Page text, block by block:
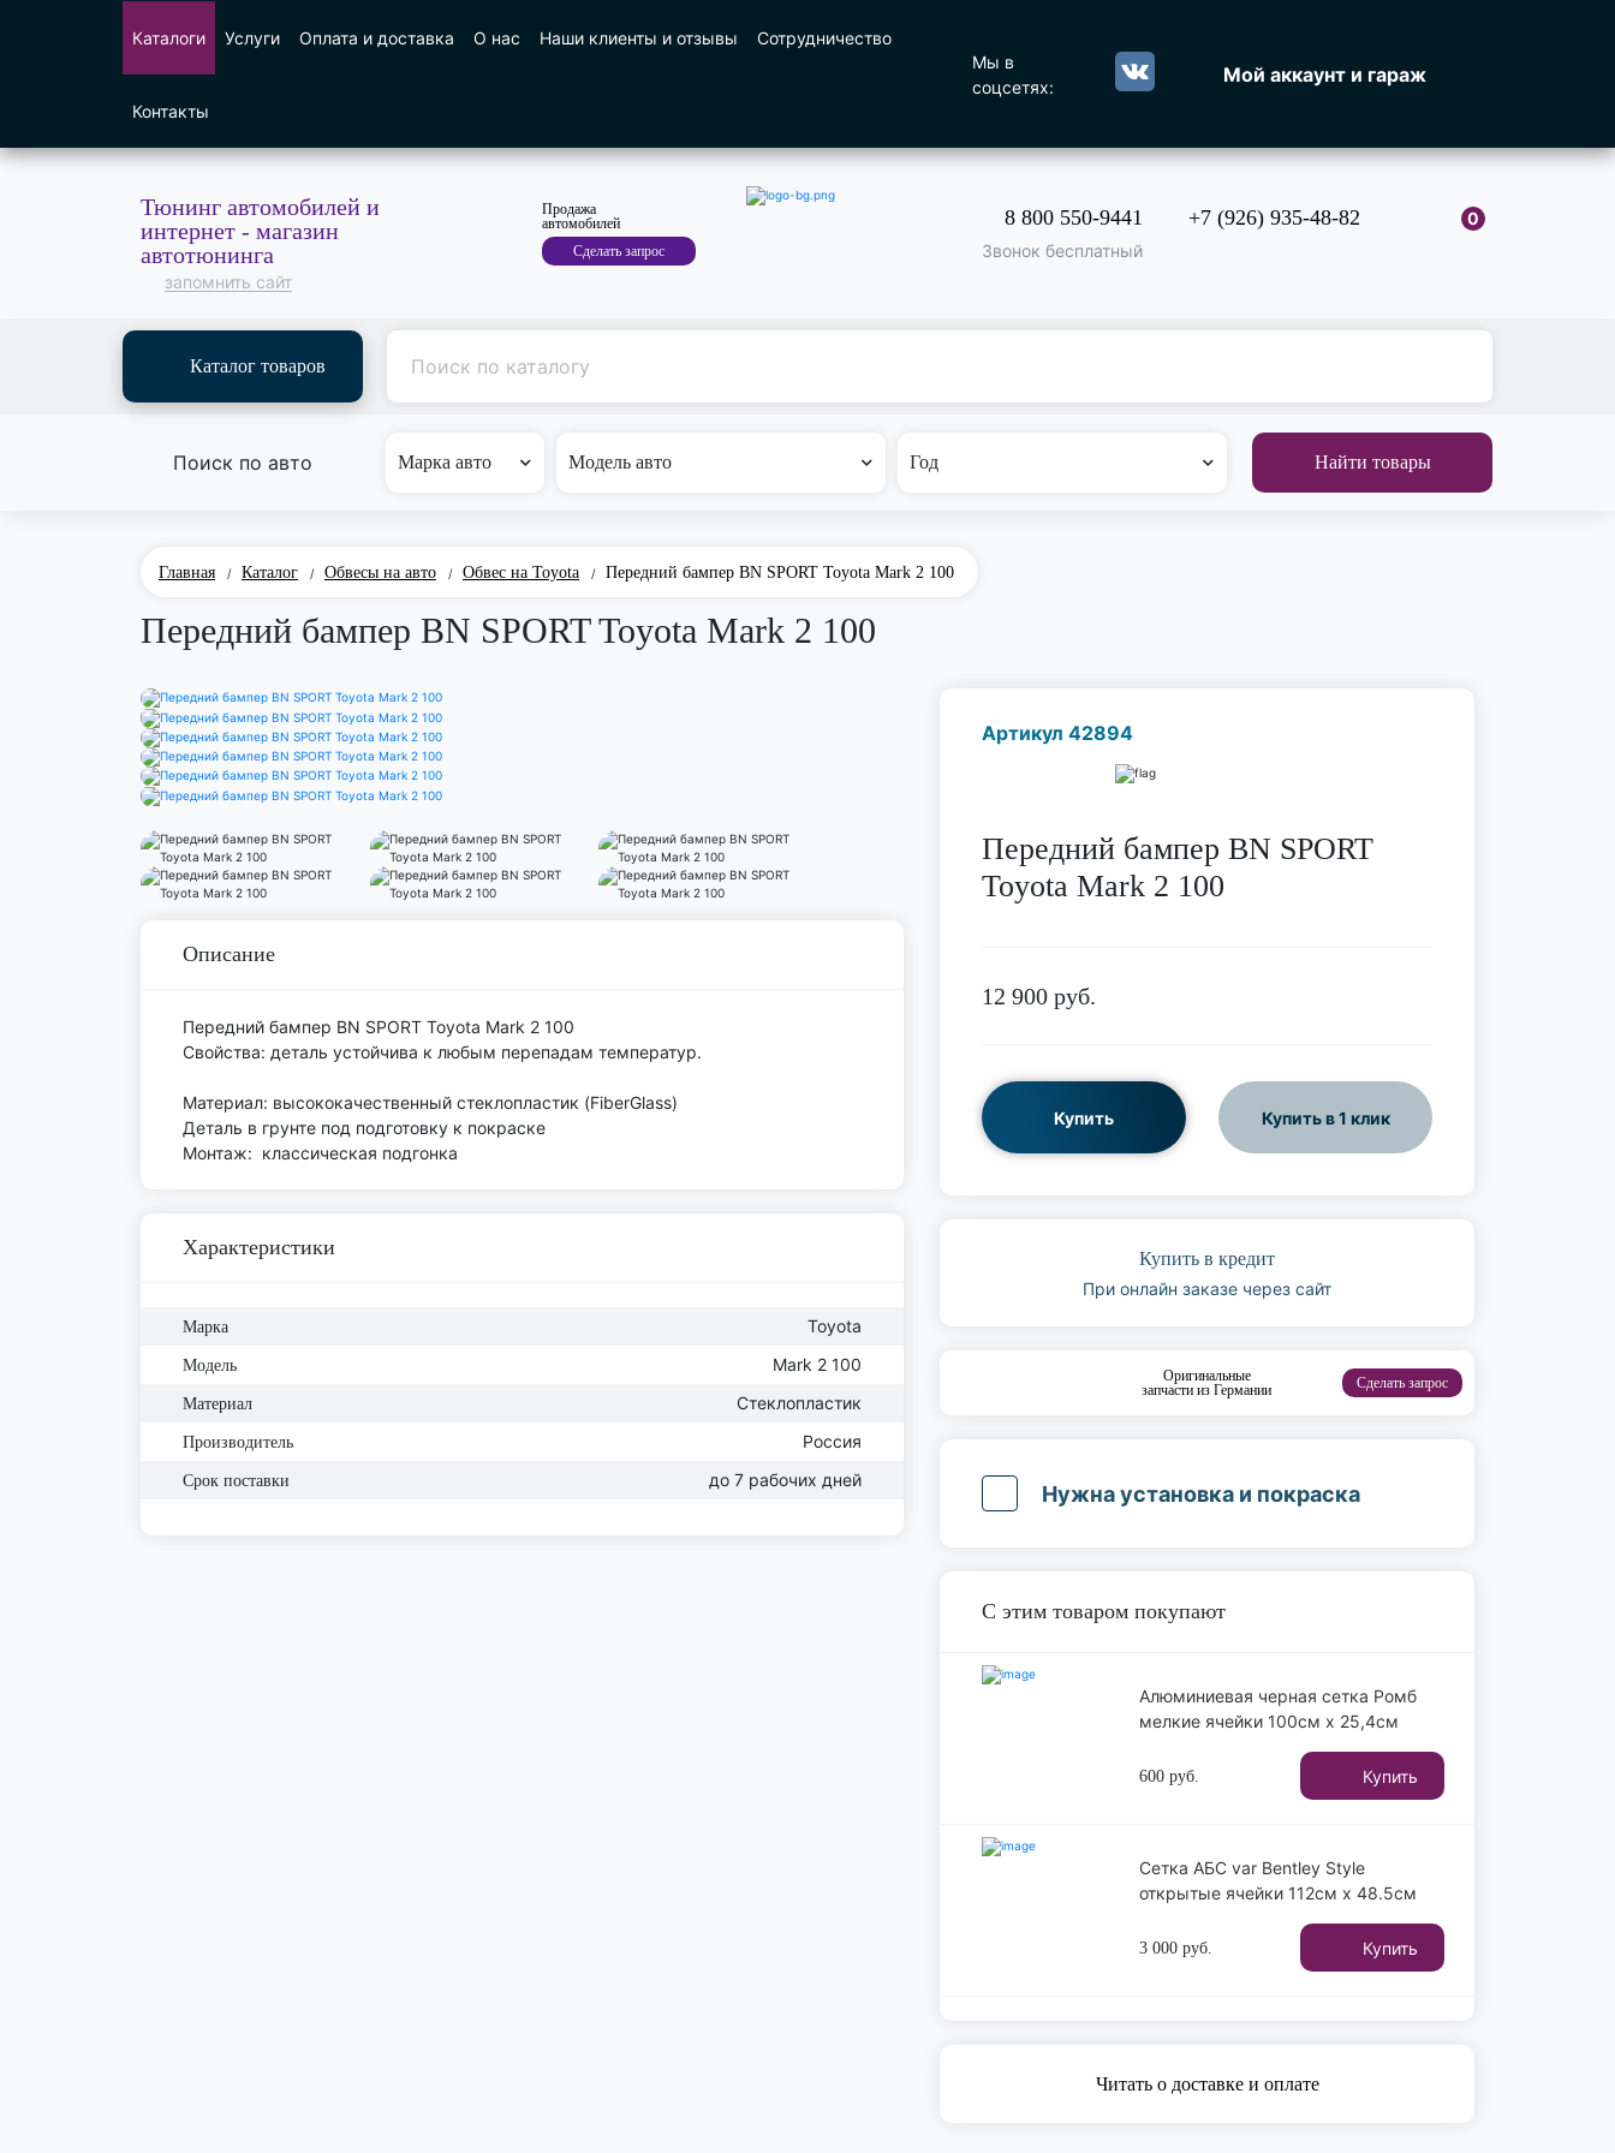
Каталоги Услуги Оплата и доставка О нас Наши клиенты и отзывы Сотрудничество
Контакты
Мы в
соцсетях:
Мой аккаунт и гараж
Тюнинг автомобилей и
интернет - магазин
автотюнинга
запомнить сайт
Продажа
автомобилей
Сделать запрос
8 800 550-9441
Звонок бесплатный
+7 (926) 935-48-82 0
Каталог товаров
Поиск по авто Марка авто Модель авто Год Найти товары
Главная / Каталог / Обвесы на авто / Обвес на Toyota / Передний бампер BN SPORT Toyota Mark 2 100
Передний бампер BN SPORT Toyota Mark 2 100
Описание
Передний бампер BN SPORT Toyota Mark 2 100
Свойства: деталь устойчива к любым перепадам температур.
Материал: высококачественный стеклопластик (FiberGlass)
Деталь в грунте под подготовку к покраске
Монтаж: классическая подгонка
Характеристики
Марка Toyota
Модель Mark 2 100
Материал Стеклопластик
Производитель Россия
Срок поставки до 7 рабочих дней
Артикул 42894
Передний бампер BN SPORT
Toyota Mark 2 100
12 900 руб.
Купить Купить в 1 клик
Купить в кредит
При онлайн заказе через сайт
Оригинальные
запчасти из Германии
Сделать запрос
Нужна установка и покраска
С этим товаром покупают
Алюминиевая черная сетка Ромб
мелкие ячейки 100см х 25,4см
600руб. Купить
Сетка АБС var Bentley Style
открытые ячейки 112см x 48.5см
3 000руб. Купить
Читать о доставке и оплате